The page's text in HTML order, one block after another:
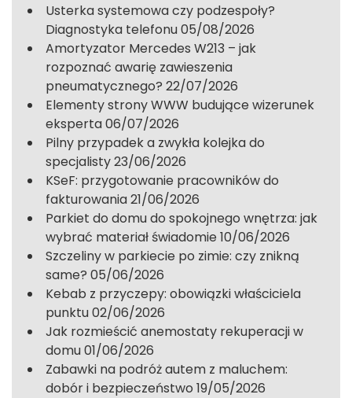
Usterka systemowa czy podzespoły?
Diagnostyka telefonu05/08/2026
Amortyzator Mercedes W213 – jak
rozpoznać awarię zawieszenia
pneumatycznego? 22/07/2026
Elementy strony WWW budujące wizerunek
eksperta06/07/2026
Pilny przypadek a zwykła kolejka do
specjalisty23/06/2026
KSeF: przygotowanie pracowników do
fakturowania21/06/2026
Parkiet do domu do spokojnego wnętrza: jak
wybrać materiał świadomie 10/06/2026
Szczeliny w parkiecie po zimie: czy znikną
same? 05/06/2026
Kebab z przyczepy: obowiązki właściciela
punktu02/06/2026
Jak rozmieścić anemostaty rekuperacji w
domu01/06/2026
Zabawki na podróż autem z maluchem:
dobór i bezpieczeństwo 19/05/2026